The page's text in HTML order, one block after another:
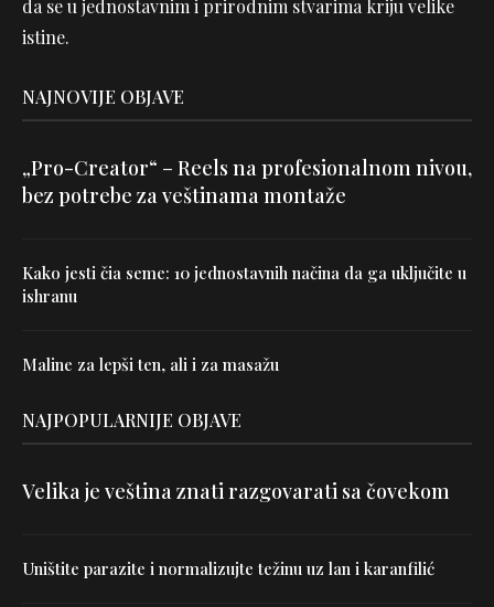
da se u jednostavnim i prirodnim stvarima kriju velike
istine.
NAJNOVIJE OBJAVE
„Pro-Creator“ – Reels na profesionalnom nivou,
bez potrebe za veštinama montaže
Kako jesti čia seme: 10 jednostavnih načina da ga uključite u
ishranu
Maline za lepši ten, ali i za masažu
NAJPOPULARNIJE OBJAVE
Velika je veština znati razgovarati sa čovekom
Uništite parazite i normalizujte težinu uz lan i karanfilić